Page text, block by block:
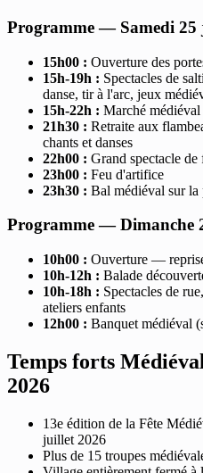
Programme — Samedi 25
15h00 : Ouverture des
15h-19h : Spectacles de
danse, tir à l'arc, jeux
15h-22h : Marché médiéval
21h30 : Retraite aux
chants et danses
22h00 : Grand spectacle de
23h00 : Feu d'artifice
23h30 : Bal médiéval sur
Programme — Dimanche
10h00 : Ouverture —
10h-12h : Balade
10h-18h : Spectacles de
ateliers enfants
12h00 : Banquet médiéval
Temps forts
2026
13e édition de la Fête
juillet 2026
Plus de 15 troupes